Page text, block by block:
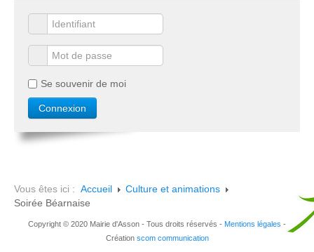
Se souvenir de moi
Vous êtes ici : Accueil
Culture et animations
Soirée Béarnaise
Copyright © 2020 Mairie d'Asson - Tous droits réservés - Mentions légales -
Création scom communication